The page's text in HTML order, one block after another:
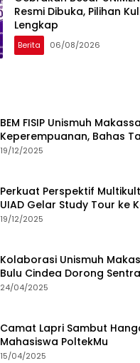
Resmi Dibuka, Pilihan
Lengkap
Berita 06/08/2026
BEM FISIP Unismuh
Keperempuanan, Bahas
dan Budaya Lokal
19/12/2025
Perkuat Perspektif
UIAD Gelar Study Tour ke
19/12/2025
Kolaborasi Unismuh
Bulu Cindea Dorong
24/04/2025
Camat Lapri Sambut
Mahasiswa PoltekMu
15/04/2025